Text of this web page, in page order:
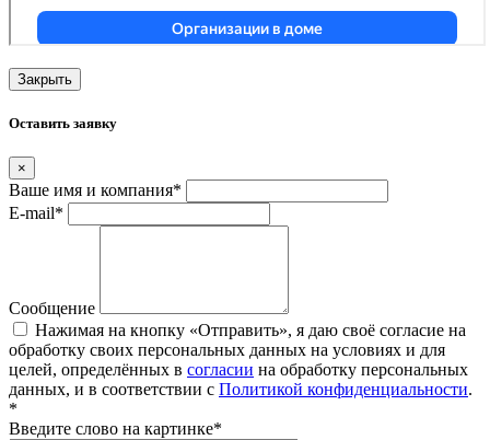
Закрыть
Оставить заявку
×
Ваше имя и компания*
E-mail*
Сообщение
Нажимая на кнопку «Отправить», я даю своё согласие на
обработку своих персональных данных на условиях и для
целей, определённых в согласии на обработку персональных
данных, и в соответствии с Политикой конфиденциальности.
*
Введите слово на картинке*